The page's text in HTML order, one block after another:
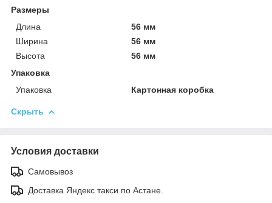
Размеры
Длина
56 мм
Ширина
56 мм
Высота
56 мм
Упаковка
Упаковка
Картонная коробка
Скрыть
Условия доставки
Самовывоз
Доставка Яндекс такси по Астане.